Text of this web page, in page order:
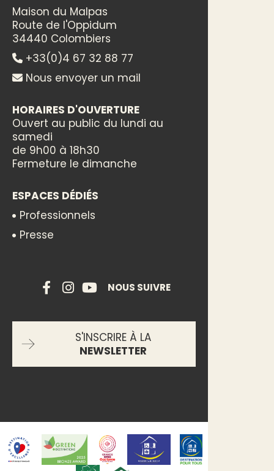
Maison du Malpas
Route de l'Oppidum
34440 Colombiers
+33(0)4 67 32 88 77
Nous envoyer un mail
HORAIRES D'OUVERTURE
Ouvert au public du lundi au
samedi
de 9h00 à 18h30
Fermeture le dimanche
ESPACES DÉDIÉS
Professionnels
Presse
NOUS SUIVRE
S'INSCRIRE À LA
NEWSLETTER